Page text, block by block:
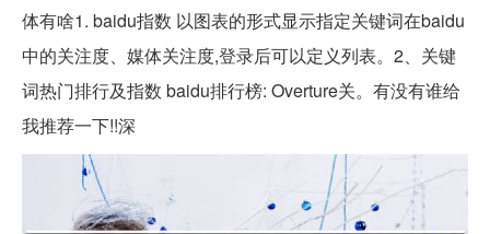
体有啥1. baidu指数 以图表的形式显示指定关键词在baidu
中的关注度、媒体关注度,登录后可以定义列表。2、关键
词热门排行及指数 baidu排行榜: Overture关。有没有谁给
我推荐一下!!深